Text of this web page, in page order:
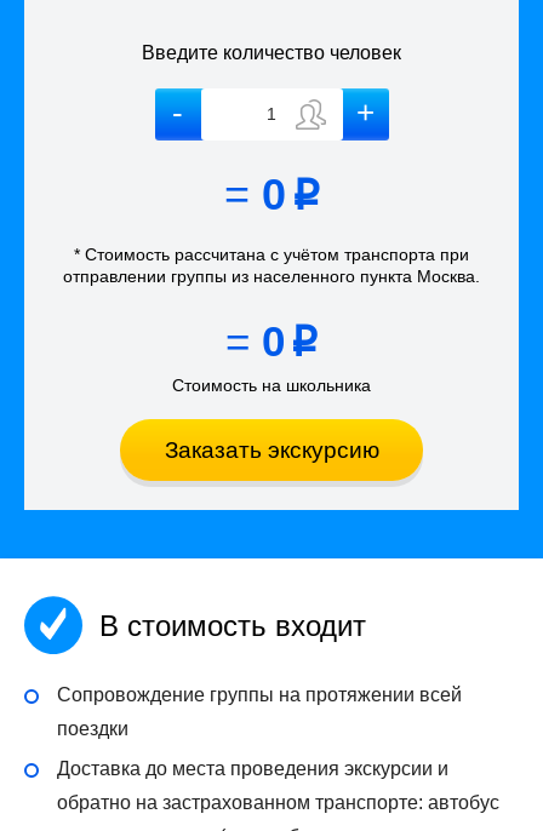
Введите количество человек
= 0 p
* Стоимость рассчитана с учётом транспорта при
отправлении группы из населенного пункта Москва
= 0 p
Стоимость на школьника
Заказать экскурсию
В стоимость входит
Сопровождение группы на протяжении всей
поездки
Доставка до места проведения экскурсии и
обратно на застрахованном транспорте: автобус